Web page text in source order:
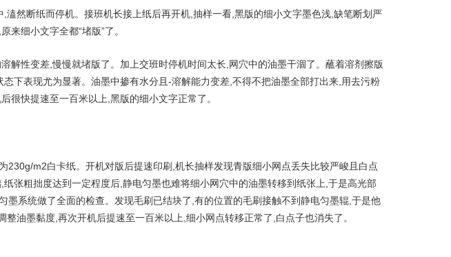
然断纸而停机。接班机长接上纸后再开机,抽样一看,黑版的细小文字墨色浅,缺笔断划严
细小文字全都“堵版”了。
性变差,慢慢就堵版了。加上交班时停机时间太长,网穴中的油墨干涸了。蘸着溶剂擦版
下表现尤为显著。油墨中掺有水分且-溶解能力变差,不得不把油墨全部打出来,用去污粉
很快提速至一百米以上,黑版的细小文字正常了。
m2白卡纸。开机对版后提速印刷,机长抽样发现青版细小网点丢失比较严峻且白点
张粗拙度达到一定程度后,静电匀墨也难将细小网穴中的油墨转移到纸张上,于是高光部
系统做了全面的检查。发现毛刷已结块了,有的位置的毛刷接触不到静电匀墨辊,于是他
油墨黏度,再次开机后提速至一百米以上,细小网点转移正常了,白点子也消失了。